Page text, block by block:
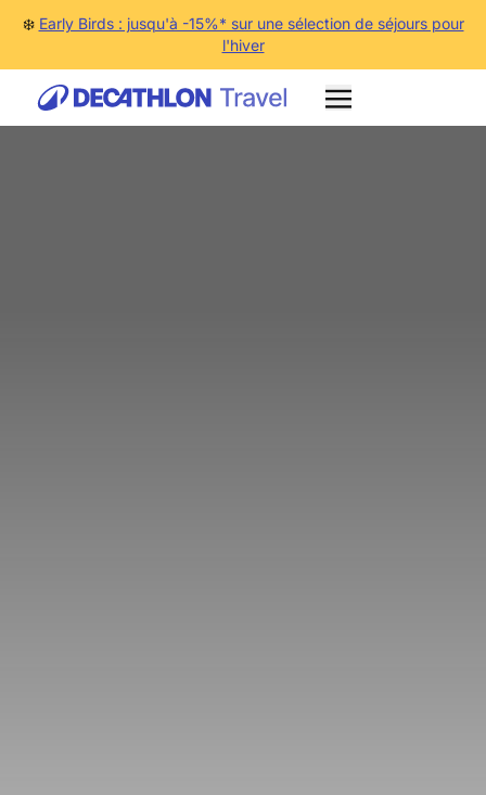
❄️ Early Birds : jusqu'à -15%* sur une sélection de séjours pour
l'hiver